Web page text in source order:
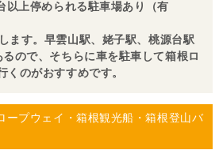
以上停められる駐車場あり（有
ます。早雲山駅、姥子駅、桃源台駅
ので、そちらに車を駐車して箱根ロ
くのがおすすめです。
ープウェイ・箱根観光船・箱根登山バ